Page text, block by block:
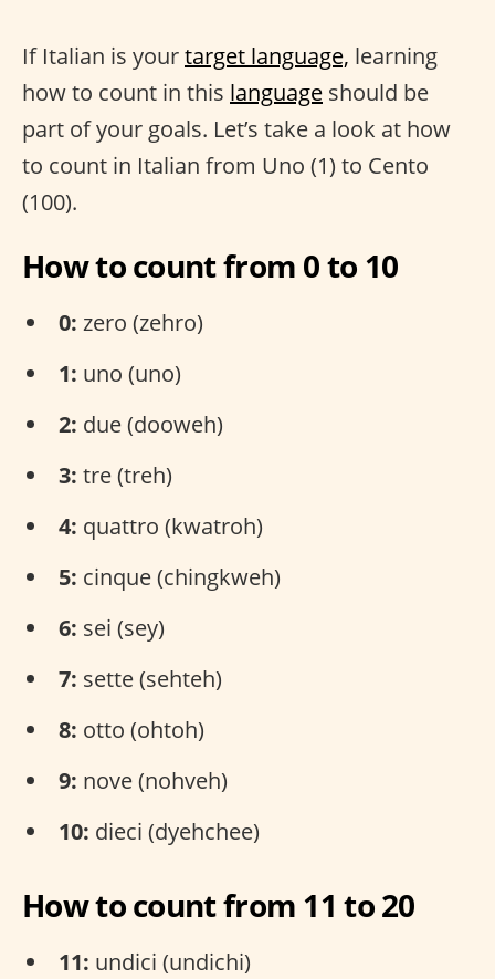
If Italian is yourtarget language, learning
how to count in this language should be
part of your goals. Let’s take a look at how
to count in Italian from Uno (1) to Cento
(100).
How to count from 0 to 10
0: zero (zehro)
1: uno (uno)
2: due (dooweh)
3: tre (treh)
4: quattro (kwatroh)
5: cinque (chingkweh)
6: sei (sey)
7: sette (sehteh)
8: otto (ohtoh)
9: nove (nohveh)
10: dieci (dyehchee)
How to count from 11 to 20
11: undici (undichi)